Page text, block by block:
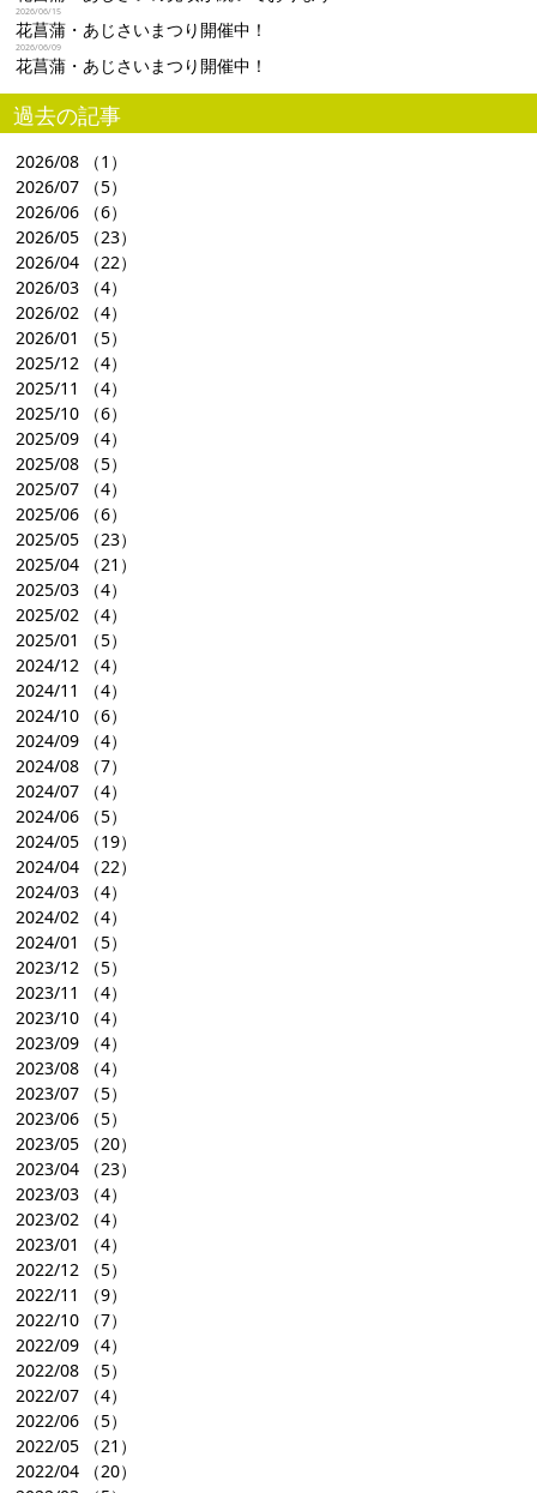
2026/06/15
花菖蒲・あじさいまつり開催中！
2026/06/09
花菖蒲・あじさいまつり開催中！
過去の記事
2026/08 （1）
2026/07 （5）
2026/06 （6）
2026/05 （23）
2026/04 （22）
2026/03 （4）
2026/02 （4）
2026/01
（5）
2025/12 （4）
2025/11
（4）
2025/10 （6）
2025/09 （4）
2025/08 （5）
2025/07 （4）
2025/06 （6）
2025/05 （23）
2025/04 （21）
2025/03 （4）
2025/02 （4）
2025/01
（5）
2024/12 （4）
2024/11
（4）
2024/10 （6）
2024/09 （4）
2024/08 （7）
2024/07 （4）
2024/06 （5）
2024/05 （19）
2024/04 （22）
2024/03 （4）
2024/02 （4）
2024/01
（5）
2023/12 （5）
2023/11
（4）
2023/10 （4）
2023/09 （4）
2023/08 （4）
2023/07 （5）
2023/06 （5）
2023/05 （20）
2023/04 （23）
2023/03 （4）
2023/02 （4）
2023/01
（4）
2022/12 （5）
2022/11
（9）
2022/10 （7）
2022/09 （4）
2022/08 （5）
2022/07 （4）
2022/06 （5）
2022/05 （21）
2022/04 （20）